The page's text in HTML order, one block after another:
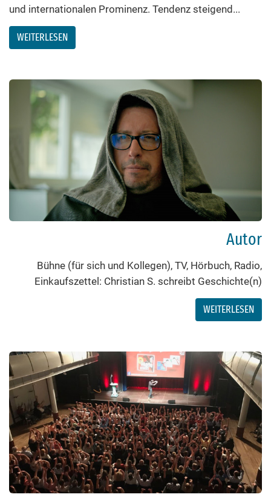
und internationalen Prominenz. Tendenz steigend...
WEITERLESEN
Autor
Bühne (für sich und Kollegen), TV, Hörbuch, Radio,
Einkaufszettel: Christian S. schreibt Geschichte(n)
WEITERLESEN